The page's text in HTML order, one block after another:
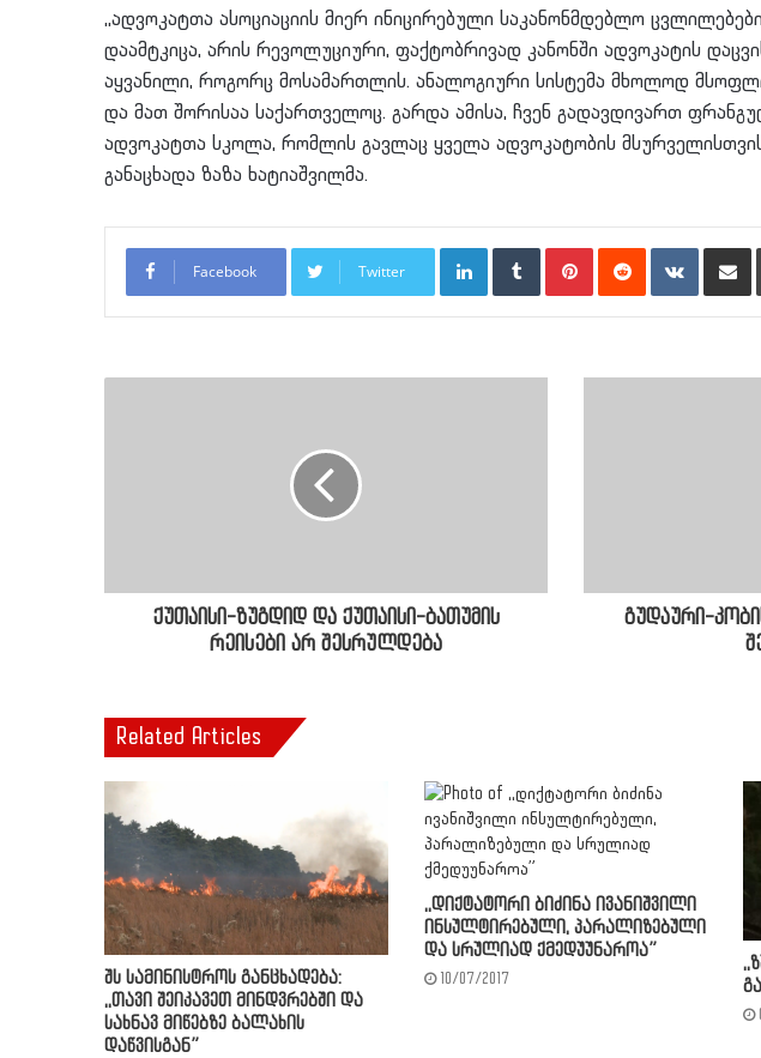
,,ადვოკატთა ასოციაციის მიერ ინიცირებული საკანონმდებლო
დაამტკიცა, არის რევოლუციური, ფაქტობრივად კანონში ადვოკატის
აყვანილი, როგორც მოსამართლის. ანალოგიური სისტემა მხოლოდ
და მათ შორისაა საქართველოც. გარდა ამისა, ჩვენ გადავდივართ
ადვოკატთა სკოლა, რომლის გავლაც ყველა ადვოკატობის
განაცხადა ზაზა ხატიაშვილმა.
Facebook Twitter
LinkedInTumblr PinterestReddit
ქუთაისი-ზუგდიდ და ქუთაისი-ბათუმის
რეისები არ შესრულდება
გუდაური-
Related Articles
შს სამინისტროს განცხადება:
,,თავი შეიკავეთ მინდვრებში და
სახნავ მიწებზე ბალახის
დაწვისგან”
,,დიქტატორი ბიძინა ივანიშვილი
ინსულტირებული, პარალიზებული
და სრულიად ქმედუუნაროა”
10/07/2017